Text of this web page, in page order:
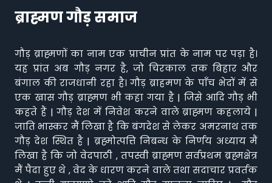
ब्राह्मण गौड़ समाज
गौड़ ब्राह्मणों का नाम एक प्राचीन प्रांत के नाम पर पड़ा है।
यह प्रांत अब गौड़ नगर है, जो चिरकाल तक बिहार और
बंगाल की राजधानी रहा है। गौड़ ब्राहमण के पाँच भेदों में से
एक खास गौड़ ब्राह्मण भी कहा गया है | जिसे आदि गौड़ भी
कहते हैं | गौड़ देश में निवेश करने वाले ब्राह्मण कहलाये |
जाति भास्कर मैं लिखा है कि बंगदेश से लेकर अमरनाथ तक
गौड़ देश स्थित है | ब्रह्मोत्पत्ति निबन्ध के निर्णय अध्याय मैं
लिखा है कि जो वेदपाठी , तपस्वी ब्राह्मण सर्वप्रथम ब्रह्मक्षेत्र
मैं पैदा हुए थे , वेद के धारण करने वाले तथा सदाचार प्रवर्तक